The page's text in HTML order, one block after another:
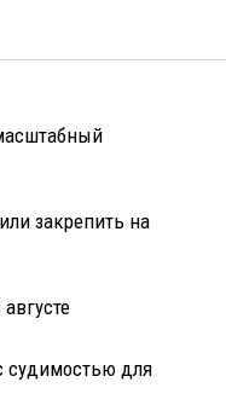
закрепить на
судимостью для